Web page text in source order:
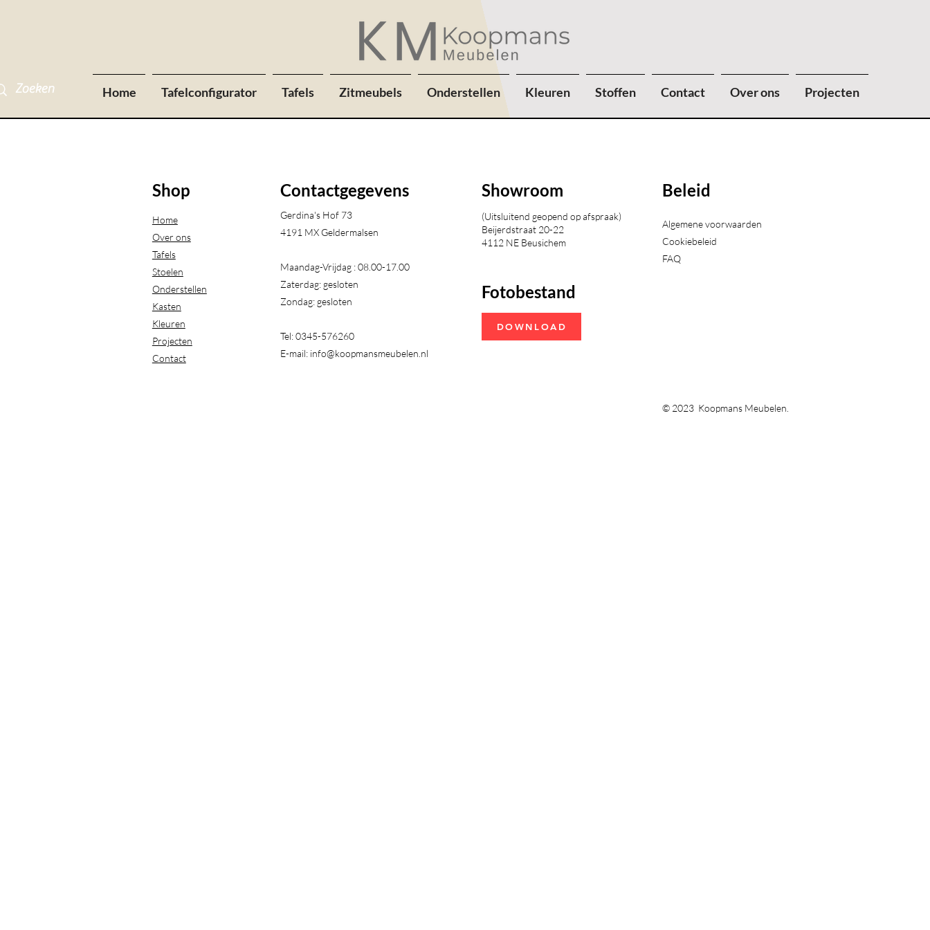
Home Tafelconfigurator Tafels Zitmeubels Onderstellen Kleuren Stoffen Contact Over ons Projecten
Shop
Home
Over ons
Tafels
Stoelen
Onderstellen
Kasten
Kleuren
Projecten
Contact
Contactgegevens
Gerdina's Hof 73
4191 MX Geldermalsen​
Maandag-Vrijdag : 08.00-17.00
Zaterdag: gesloten
Zondag: gesloten
Tel: 0345-576260
E-mail: info@koopmansmeubelen.nl
Showroom
(Uitsluitend geopend op afspraak)
Beijerdstraat 20-22
4112 NE Beusichem
Fotobestand
DOWNLOAD
Beleid
Algemene voorwaarden
Cookiebeleid
FAQ
© 2023 Koopmans Meubelen.